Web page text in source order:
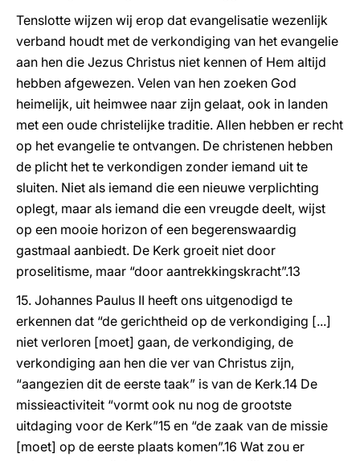
Tenslotte wijzen wij erop dat evangelisatie wezenlijk
verband houdt met de verkondiging van het evangelie
aan hen die Jezus Christus niet kennen of Hem altijd
hebben afgewezen. Velen van hen zoeken God
heimelijk, uit heimwee naar zijn gelaat, ook in landen
met een oude christelijke traditie. Allen hebben er recht
op het evangelie te ontvangen. De christenen hebben
de plicht het te verkondigen zonder iemand uit te
sluiten. Niet als iemand die een nieuwe verplichting
oplegt, maar als iemand die een vreugde deelt, wijst
op een mooie horizon of een begerenswaardig
gastmaal aanbiedt. De Kerk groeit niet door
proselitisme, maar “door aantrekkingskracht”.13
15. Johannes Paulus II heeft ons uitgenodigd te
erkennen dat “de gerichtheid op de verkondiging [...]
niet verloren [moet] gaan, de verkondiging, de
verkondiging aan hen die ver van Christus zijn,
“aangezien dit de eerste taak” is van de Kerk.14 De
missieactiviteit “vormt ook nu nog de grootste
uitdaging voor de Kerk”15 en “de zaak van de missie
[moet] op de eerste plaats komen”.16 Wat zou er